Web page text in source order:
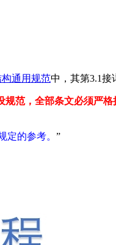
构通用规范中，其第3.1接
规范，全部条文必须严格
定的参考。 ”